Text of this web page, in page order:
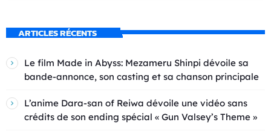
ARTICLES RÉCENTS
Le film Made in Abyss: Mezameru Shinpi dévoile sa
bande-annonce, son casting et sa chanson principale
L’anime Dara-san of Reiwa dévoile une vidéo sans
crédits de son ending spécial « Gun Valsey’s Theme »